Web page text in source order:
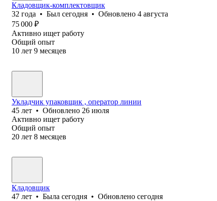
Кладовщик-комплектовщик
32 года • Был сегодня • Обновлено 4 августа
75 000 ₽
Активно ищет работу
Общий опыт
10 лет 9 месяцев
Укладчик упаковщик , оператор линии
45 лет • Обновлено 26 июля
Активно ищет работу
Общий опыт
20 лет 8 месяцев
Кладовщик
47 лет • Была сегодня • Обновлено сегодня